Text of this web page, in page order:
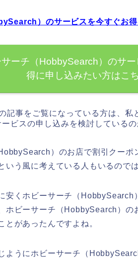
）のサービスを今すぐお
ーチ（HobbySearch）のサ
得に申し込みたい方はこ
記事をご覧になっている方は、私
ビスの申し込みを検討しているの
）のお店で割引クーポ
いう風に考えている人もいるので
安くホビーサーチ（HobbySearch
ホビーサーチ（HobbySearch）の
とがあったんですよね。
ようにホビーサーチ（